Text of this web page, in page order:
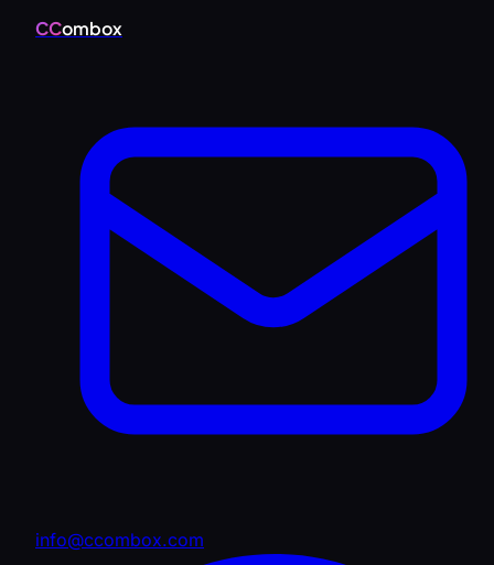
CCombox
info@ccombox.com